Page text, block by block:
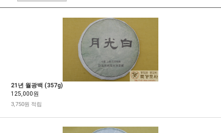
21년 월광백 (357g)
125,000원
3,750원 적립